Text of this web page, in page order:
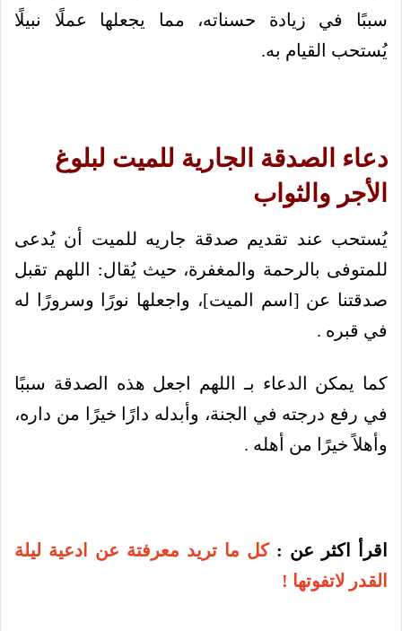
سببًا في زيادة حسناته، مما يجعلها عملًا نبيلًا
يُستحب القيام به.
دعاء الصدقة الجارية للميت لبلوغ
الأجر والثواب
يُستحب عند تقديم صدقة جاريه للميت أن يُدعى
للمتوفى بالرحمة والمغفرة، حيث يُقال: اللهم تقبل
صدقتنا عن [اسم الميت]، واجعلها نورًا وسرورًا له
في قبره .
كما يمكن الدعاء بـ اللهم اجعل هذه الصدقة سببًا
في رفع درجته في الجنة، وأبدله دارًا خيرًا من داره،
وأهلاً خيرًا من أهله .
اقرأ اكثر عن :كل ما تريد معرفتة عن ادعية ليلة
القدر لاتفوتها !